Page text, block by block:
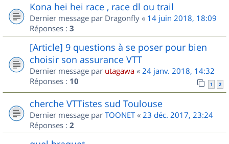
Kona hei hei race , race dl ou trail
Dernier message par Dragonfly « 14 juin 2018, 18:09
Réponses : 3
[Article] 9 questions à se poser pour bien
choisir son assurance VTT
Dernier message par utagawa « 24 janv. 2018, 14:32
Réponses : 10 1 2
cherche VTTistes sud Toulouse
Dernier message par TOONET« 23 déc. 2017, 23:24
Réponses : 2